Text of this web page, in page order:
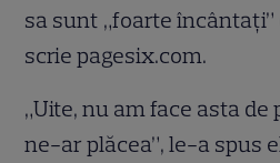
sa sunt „foarte
scrie pagesix.com.
„Uite, nu am face asta
ne-ar plăcea”, le-a spus